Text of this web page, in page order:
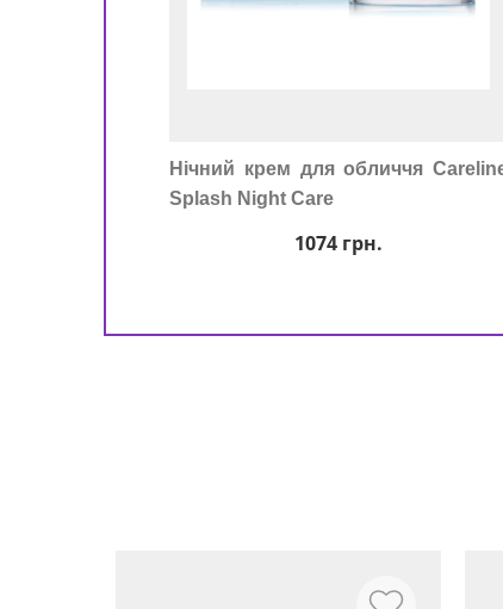
Нічний крем для обличчя
Splash Night Care
1074 грн.